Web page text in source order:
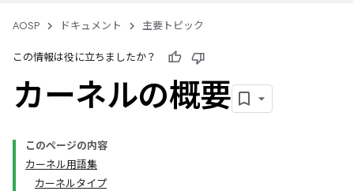
AOSP ドキュメント 主要トピック
この情報は役に立ちましたか？
カーネルの概要
このページの内容
カーネル用語集
カーネルタイプ